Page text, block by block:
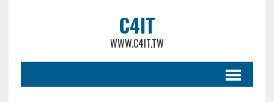
C4IT
WWW.C4IT.TW